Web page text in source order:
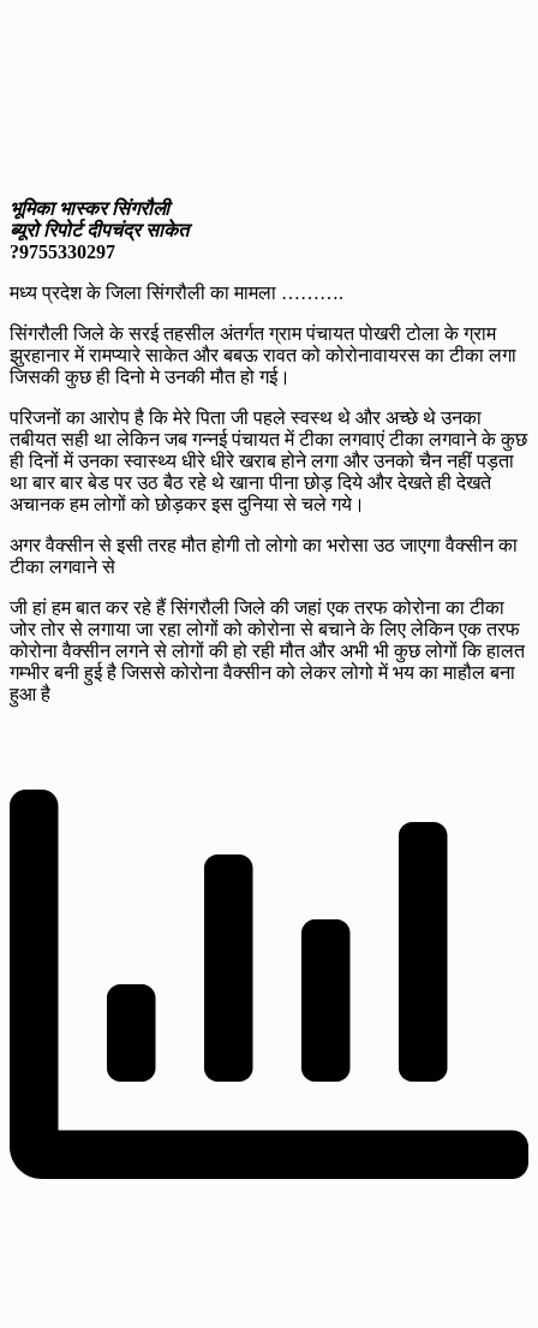
भूमिका भास्कर सिंगरौली
ब्यूरो रिपोर्ट दीपचंद्र साकेत
?9755330297
मध्य प्रदेश के जिला सिंगरौली का मामला ……….
सिंगरौली जिले के सरई तहसील अंतर्गत ग्राम पंचायत पोखरी टोला के ग्राम
झुरहानार में रामप्यारे साकेत और बबऊ रावत को कोरोनावायरस का टीका लगा
जिसकी कुछ ही दिनो मे उनकी मौत हो गई।
परिजनों का आरोप है कि मेरे पिता जी पहले स्वस्थ थे और अच्छे थे उनका
तबीयत सही था लेकिन जब गन्नई पंचायत में टीका लगवाएं टीका लगवाने के कुछ
ही दिनों में उनका स्वास्थ्य धीरे धीरे खराब होने लगा और उनको चैन नहीं पड़ता
था बार बार बेड पर उठ बैठ रहे थे खाना पीना छोड़ दिये और देखते ही देखते
अचानक हम लोगों को छोड़कर इस दुनिया से चले गये।
अगर वैक्सीन से इसी तरह मौत होगी तो लोगो का भरोसा उठ जाएगा वैक्सीन का‌
टीका लगवाने से
जी हां हम बात कर रहे हैं सिंगरौली जिले की जहां एक तरफ कोरोना‌ का टीका
जोर तोर से लगाया जा रहा लोगों को कोरोना‌ से बचाने के लिए लेकिन एक तरफ
कोरोना‌ वैक्सीन लगने से लोगों की हो रही मौत और अभी भी कुछ लोगों कि हालत
गम्भीर बनी हुई है जिससे कोरोना वैक्सीन को लेकर लोगो में भय का माहौल बना
हुआ है